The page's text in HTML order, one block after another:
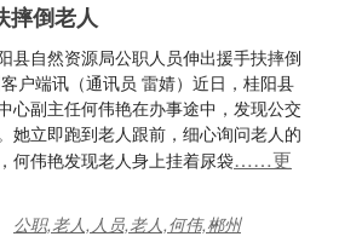
摔倒老人
县自然资源局公职人员伸出援手扶摔倒
户端讯（通讯员 雷婧）近日，桂阳县
心副主任何伟艳在办事途中，发现公交
她立即跑到老人跟前，细心询问老人的
何伟艳发现老人身上挂着尿袋……更
公职,老人,人员,老人,何伟,郴州